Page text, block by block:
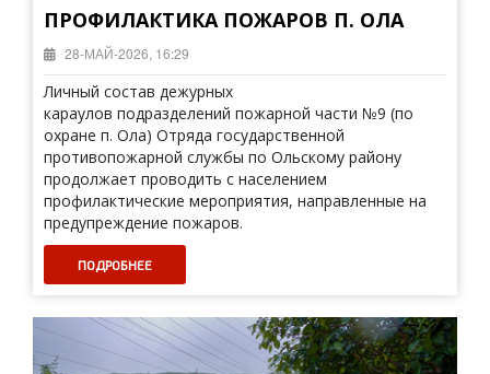
ПРОФИЛАКТИКА ПОЖАРОВ П. ОЛА
28-МАЙ-2026, 16:29
Личный состав дежурных
караулов подразделений пожарной части №9 (по
охране п. Ола) Отряда государственной
противопожарной службы по Ольскому району
продолжает проводить с населением
профилактические мероприятия, направленные на
предупреждение пожаров.
ПОДРОБНЕЕ